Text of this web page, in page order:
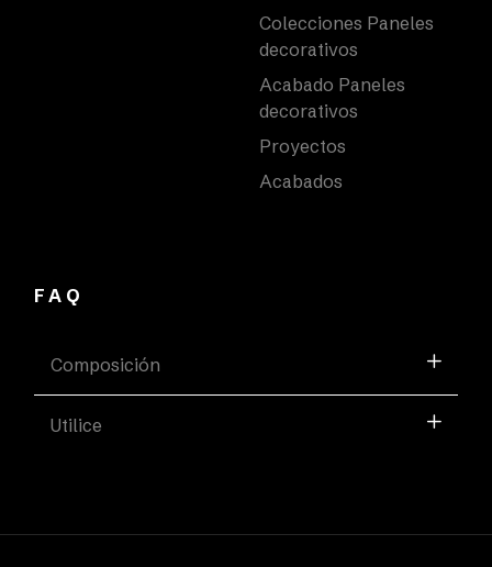
Colecciones Paneles
decorativos
Acabado Paneles
decorativos
Proyectos
Acabados
FAQ
Composición
Utilice